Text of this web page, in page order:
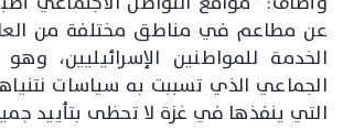
عن مطاعم في مناطق مختلفة من
الخدمة للمواطنين الإسرائيليين،
الجماعي الذي تسببت به سياسات
التي ينفذها في غزة لا تحظى بتأييد